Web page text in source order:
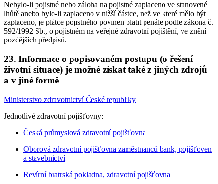
Nebylo-li pojistné nebo záloha na pojistné zaplaceno ve stanovené
lhůtě anebo bylo-li zaplaceno v nižší částce, než ve které mělo být
zaplaceno, je plátce pojistného povinen platit penále podle zákona č.
592/1992 Sb., o pojistném na veřejné zdravotní pojištění, ve znění
pozdějších předpisů.
23. Informace o popisovaném postupu (o řešení
životní situace) je možné získat také z jiných zdrojů
a v jiné formě
Ministerstvo zdravotnictví České republiky
Jednotlivé zdravotní pojišťovny:
Česká průmyslová zdravotní pojišťovna
Oborová zdravotní pojišťovna zaměstnanců bank, pojišťoven
a stavebnictví
Revírní bratrská pokladna, zdravotní pojišťovna